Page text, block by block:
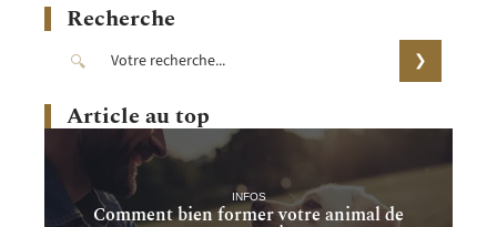
Recherche
Article au top
INFOS
Comment bien former votre animal de